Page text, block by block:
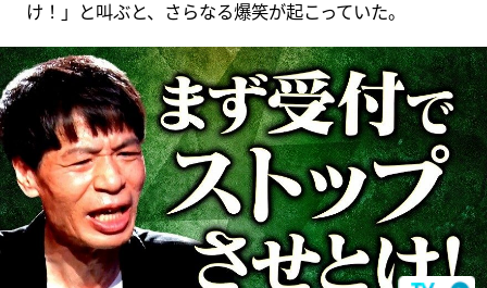
け！」と叫ぶと、さらなる爆笑が起こっていた。